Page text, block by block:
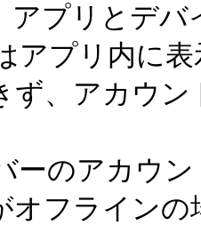
アプリとデ
プリ内に表
ず、アカウ
のアカウン
オフライン